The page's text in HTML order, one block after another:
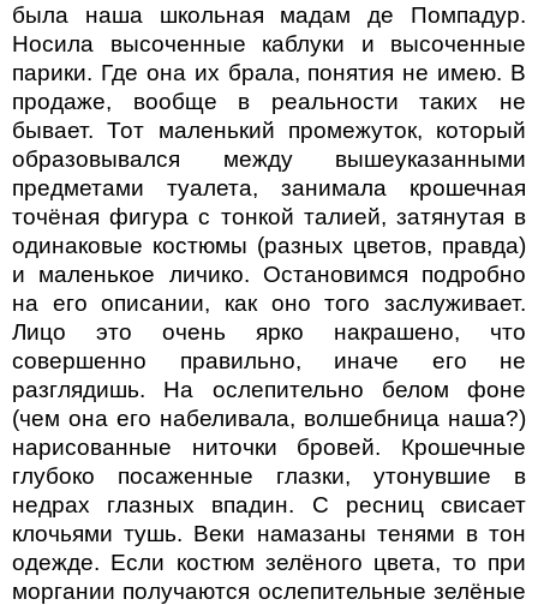
была наша школьная мадам де Помпадур.
Носила высоченные каблуки и высоченные
парики. Где она их брала, понятия не имею. В
продаже, вообще в реальности таких не
бывает. Тот маленький промежуток, который
образовывался между вышеуказанными
предметами туалета, занимала крошечная
точёная фигура с тонкой талией, затянутая в
одинаковые костюмы (разных цветов, правда)
и маленькое личико. Остановимся подробно
на его описании, как оно того заслуживает.
Лицо это очень ярко накрашено, что
совершенно правильно, иначе его не
разглядишь. На ослепительно белом фоне
(чем она его набеливала, волшебница наша?)
нарисованные ниточки бровей. Крошечные
глубоко посаженные глазки, утонувшие в
недрах глазных впадин. С ресниц свисает
клочьями тушь. Веки намазаны тенями в тон
одежде. Если костюм зелёного цвета, то при
моргании получаются ослепительные зелёные